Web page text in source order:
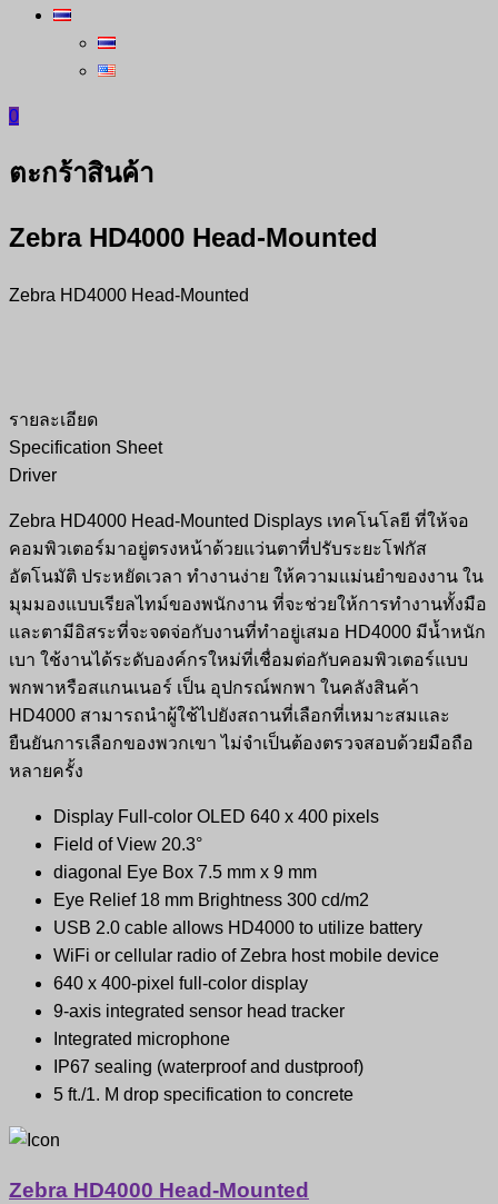
0
ตะกร้าสินค้า
Zebra HD4000 Head-Mounted
Zebra HD4000 Head-Mounted
รายละเอียด
Specification Sheet
Driver
Zebra HD4000 Head-Mounted Displays เทคโนโลยี ที่ให้จอ
คอมพิวเตอร์มาอยู่ตรงหน้าด้วยแว่นตาที่ปรับระยะโฟกัส
อัตโนมัติ ประหยัดเวลา ทำงานง่าย ให้ความแม่นยำของงาน ใน
มุมมองแบบเรียลไทม์ของพนักงาน ที่จะช่วยให้การทำงานทั้งมือ
และตามีอิสระที่จะจดจ่อกับงานที่ทำอยู่เสมอ HD4000 มีน้ำหนัก
เบา ใช้งานได้ระดับองค์กรใหม่ที่เชื่อมต่อกับคอมพิวเตอร์แบบ
พกพาหรือสแกนเนอร์ เป็น อุปกรณ์พกพา ในคลังสินค้า
HD4000 สามารถนำผู้ใช้ไปยังสถานที่เลือกที่เหมาะสมและ
ยืนยันการเลือกของพวกเขา ไม่จำเป็นต้องตรวจสอบด้วยมือถือ
หลายครั้ง
Display Full-color OLED 640 x 400 pixels
Field of View 20.3°
diagonal Eye Box 7.5 mm x 9 mm
Eye Relief 18 mm Brightness 300 cd/m2
USB 2.0 cable allows HD4000 to utilize battery
WiFi or cellular radio of Zebra host mobile device
640 x 400-pixel full-color display
9-axis integrated sensor head tracker
Integrated microphone
IP67 sealing (waterproof and dustproof)
5 ft./1. M drop specification to concrete
Zebra HD4000 Head-Mounted